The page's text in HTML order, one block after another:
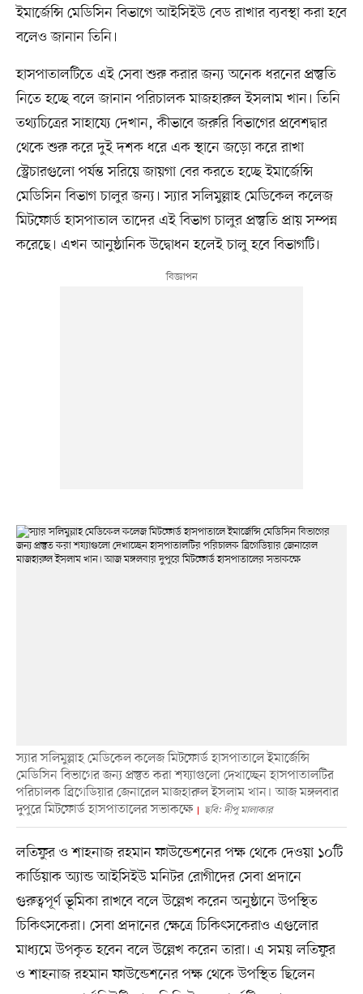
ইমার্জেন্সি মেডিসিন বিভাগে আইসিইউ বেড রাখার ব্যবস্থা করা হবে
বলেও জানান তিনি।
হাসপাতালটিতে এই সেবা শুরু করার জন্য অনেক ধরনের প্রস্তুতি
নিতে হচ্ছে বলে জানান পরিচালক মাজহারুল ইসলাম খান। তিনি
তথ্যচিত্রের সাহায্যে দেখান, কীভাবে জরুরি বিভাগের প্রবেশদ্বার
থেকে শুরু করে দুই দশক ধরে এক স্থানে জড়ো করে রাখা
স্ট্রেচারগুলো পর্যন্ত সরিয়ে জায়গা বের করতে হচ্ছে ইমার্জেন্সি
মেডিসিন বিভাগ চালুর জন্য। স্যার সলিমুল্লাহ মেডিকেল কলেজ
মিটফোর্ড হাসপাতাল তাদের এই বিভাগ চালুর প্রস্তুতি প্রায় সম্পন্ন
করেছে। এখন আনুষ্ঠানিক উদ্বোধন হলেই চালু হবে বিভাগটি।
স্যার সলিমুল্লাহ মেডিকেল কলেজ মিটফোর্ড হাসপাতালে ইমার্জেন্সি
মেডিসিন বিভাগের জন্য প্রস্তুত করা শয্যাগুলো দেখাচ্ছেন হাসপাতালটির
পরিচালক ব্রিগেডিয়ার জেনারেল মাজহারুল ইসলাম খান। আজ মঙ্গলবার
দুপুরে মিটফোর্ড হাসপাতালের সভাকক্ষে
ছবি: দীপু মালাকার
লতিফুর ও শাহনাজ রহমান ফাউন্ডেশনের পক্ষ থেকে দেওয়া ১০টি
কার্ডিয়াক অ্যান্ড আইসিইউ মনিটর রোগীদের সেবা প্রদানে
গুরুত্বপূর্ণ ভূমিকা রাখবে বলে উল্লেখ করেন অনুষ্ঠানে উপস্থিত
চিকিৎসকেরা। সেবা প্রদানের ক্ষেত্রে চিকিৎসকেরাও এগুলোর
মাধ্যমে উপকৃত হবেন বলে উল্লেখ করেন তারা। এ সময় লতিফুর
ও শাহনাজ রহমান ফাউন্ডেশনের পক্ষ থেকে উপস্থিত ছিলেন